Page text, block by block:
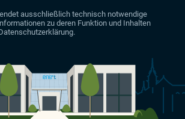
ausschließlich technisch notwendige
zu deren Funktion und Inhalten
.